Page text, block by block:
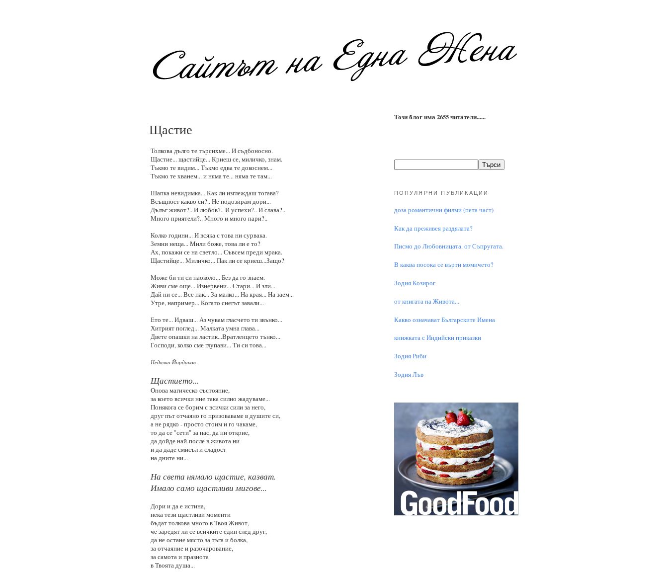
Щастие
Толкова дълго те търсихме... И съдбоносно.
Щастие... щастийце... Криеш се, миличко, знам.
Тъкмо те видим... Тъкмо едва те докоснем...
Тъкмо те хванем... и няма те... няма те там...
Шапка невидимка... Как ли изглеждаш тогава?
Всъщност какво си?.. Не подозирам дори...
Дълъг живот?.. И любов?.. И успехи?.. И слава?..
Много приятели?.. Много и много пари?..
Колко години... И всяка с това ни сурвака.
Земни неща... Мили боже, това ли е то?
Ах, покажи се на светло... Съвсем преди мрака.
Щастийце... Миличко... Пак ли се криеш...Защо?
Може би ти си наоколо... Без да го знаем.
Живи сме още... Изнервени... Стари... И зли...
Дай ни се... Все пак... За малко... На края... На заем...
Утре, например... Когато снегът завали...
Ето те... Идваш... Аз чувам гласчето ти звънко...
Хитрият поглед... Малката умна глава...
Двете опашки на ластик...Вратленцето тънко...
Господи, колко сме глупави... Ти си това...
Недялко Йорданов
Щастието...
Онова магическо състояние,
за което всички ние така силно жадуваме...
Понякога се борим с всички сили за него,
друг път отчаяно го призоваваме в душите си,
а не рядко - просто стоим и го чакаме,
то да се "сети" за нас, да ни открие,
да дойде най-после в живота ни
и да даде смисъл и сладост
на дните ни...
На света нямало щастие, казват.
Имало само щастливи мигове...
Дори и да е истина,
нека тези щастливи моменти
бъдат толкова много в Твоя Живот,
че заредят ли се всичките един след друг,
да не остане място за тъга и болка,
за отчаяние и разочарование,
за самота и празнота
в Твоята душа...
Този блог има 2655 читатели......
ПОПУЛЯРНИ ПУБЛИКАЦИИ
доза романтични филми (пета част)
Как да преживея раздялата?
Писмо до Любовницата. от Съпругата.
В каква посока се върти момичето?
Зодия Козирог
от книгата на Живота...
Какво означават Българските Имена
книжката с Индийски приказки
Зодия Риби
Зодия Лъв